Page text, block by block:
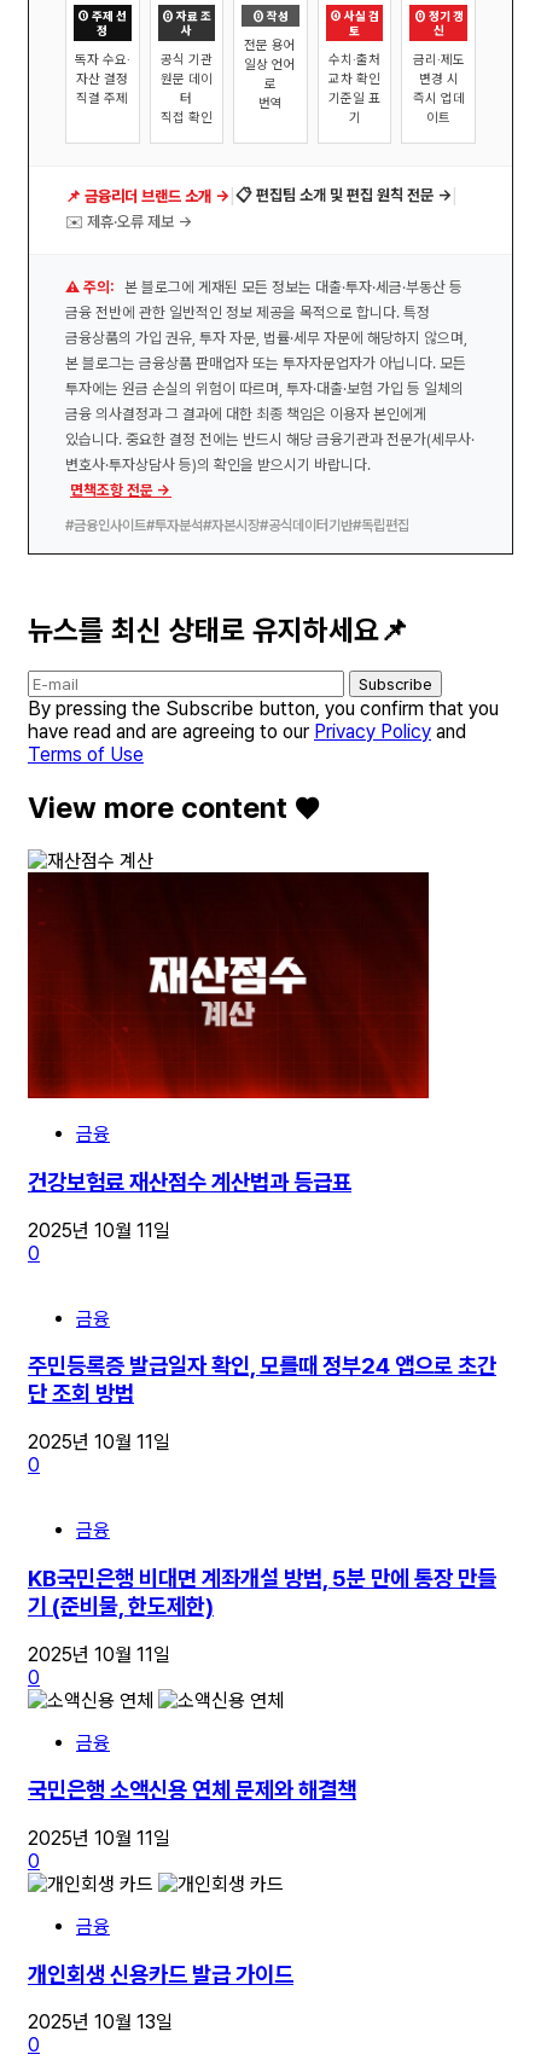
① 주제 선
정
독자 수요·
자산 결정
직결 주제
② 자료 조
사
공식 기관
원문 데이
터
직접 확인
③ 작성
전문 용어
일상 언어
로
번역
④ 사실 검
토
수치·출처
교차 확인
기준일 표
기
⑤ 정기 갱
신
금리·제도
변경 시
즉시 업데
이트
📌 금융리더 브랜드 소개 → 📋 편집팀 소개 및 편집 원칙 전문 →
✉️ 제휴·오류 제보 →
⚠️ 주의: 본 블로그에 게재된 모든 정보는 대출·투자·세금·부동산 등
금융 전반에 관한 일반적인 정보 제공을 목적으로 합니다. 특정
금융상품의 가입 권유, 투자 자문, 법률·세무 자문에 해당하지 않으며,
본 블로그는 금융상품 판매업자 또는 투자자문업자가 아닙니다. 모든
투자에는 원금 손실의 위험이 따르며, 투자·대출·보험 가입 등 일체의
금융 의사결정과 그 결과에 대한 최종 책임은 이용자 본인에게
있습니다. 중요한 결정 전에는 반드시 해당 금융기관과 전문가(세무사·
변호사·투자상담사 등)의 확인을 받으시기 바랍니다.
면책조항 전문 →
#금융인사이트#투자분석#자본시장#공식데이터기반#독립편집
뉴스를 최신 상태로 유지하세요📌
Subscribe
By pressing the Subscribe button, you confirm that you
have read and are agreeing to our Privacy Policy and
Terms of Use
View more content ♥️
금융
건강보험료 재산점수 계산법과 등급표
2025년 10월 11일
0
금융
주민등록증 발급일자 확인, 모를때 정부24 앱으로 초간
단 조회 방법
2025년 10월 11일
0
금융
KB국민은행 비대면 계좌개설 방법, 5분 만에 통장 만들
기 (준비물, 한도제한)
2025년 10월 11일
0
금융
국민은행 소액신용 연체 문제와 해결책
2025년 10월 11일
0
금융
개인회생 신용카드 발급 가이드
2025년 10월 13일
0